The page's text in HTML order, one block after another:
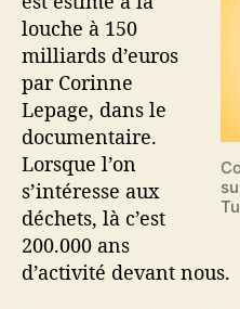
louche à 150
milliards d’euros
par Corinne
Lepage, dans le
documentaire.
Lorsque l’on
s’intéresse aux
déchets, là c’est
200.000 ans
d’activité devant nous.